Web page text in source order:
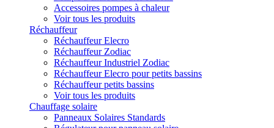
Accessoires pompes à chaleur
Voir tous les produits
Réchauffeur
Réchauffeur Elecro
Réchauffeur Zodiac
Réchauffeur Industriel Zodiac
Réchauffeur Elecro pour petits bassins
Réchauffeur petits bassins
Voir tous les produits
Chauffage solaire
Panneaux Solaires Standards